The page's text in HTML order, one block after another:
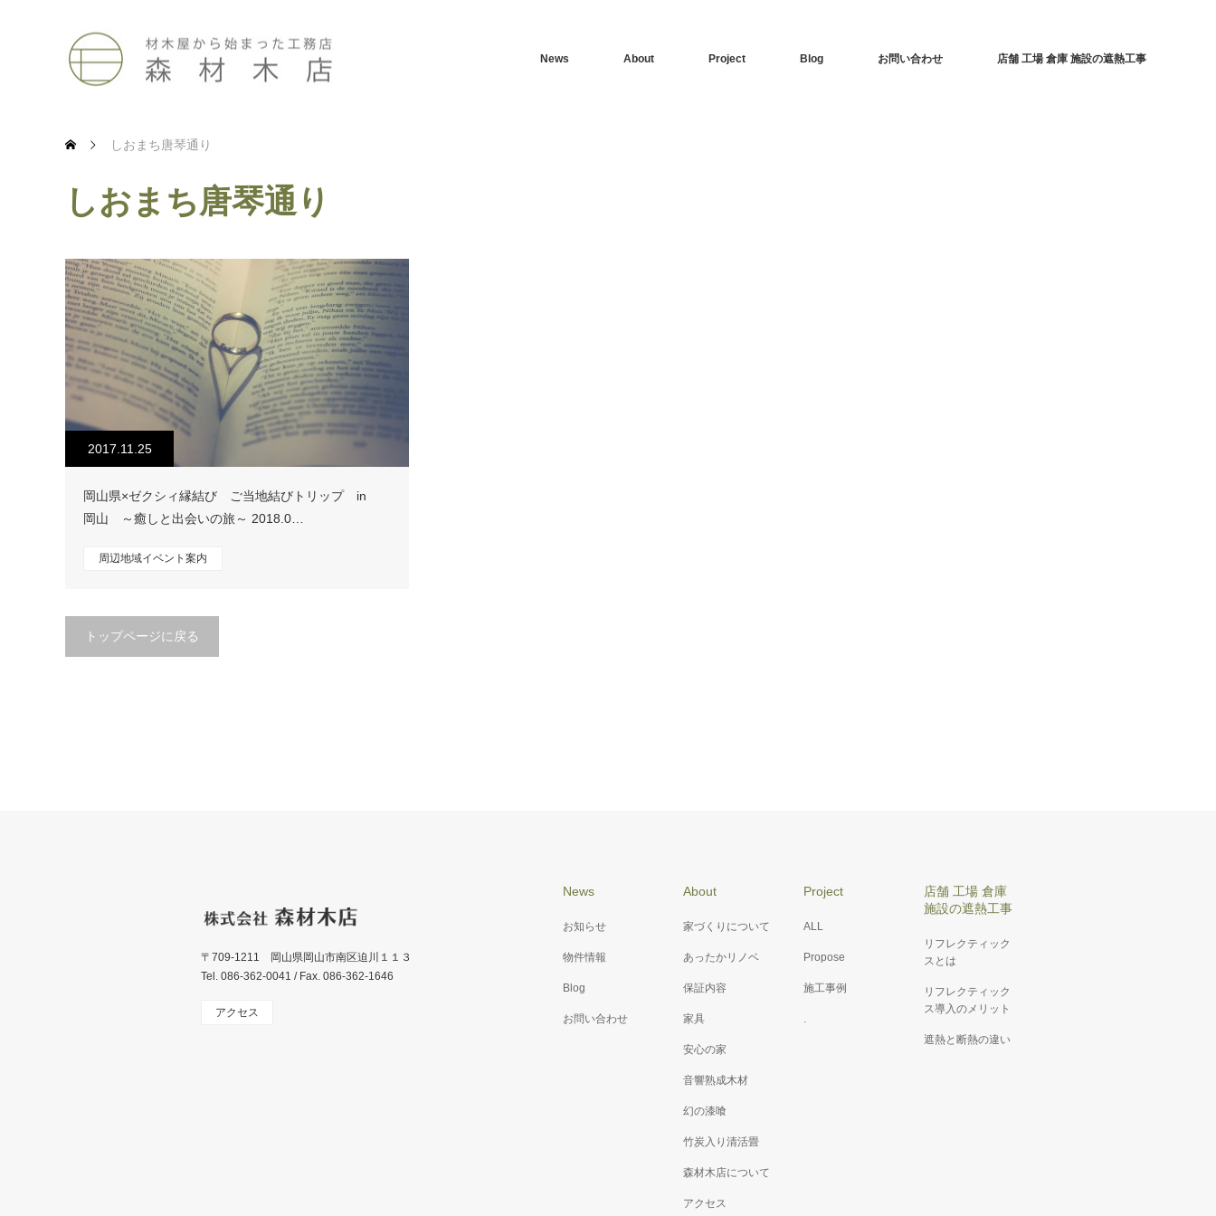
News About Project Blog お問い合わせ 店舗 工場 倉庫 施設の遮熱工事
しおまち唐琴通り
しおまち唐琴通り
2017.11.25
岡山県×ゼクシィ縁結び ご当地結びトリップ in
岡山 ～癒しと出会いの旅～ 2018.0…
周辺地域イベント案内
トップページに戻る
News
お知らせ
物件情報
Blog
お問い合わせ
About
家づくりについて
あったかリノベ
保証内容
家具
安心の家
音響熟成木材
幻の漆喰
竹炭入り清活畳
森材木店について
アクセス
Project
ALL
Propose
施工事例
.
店舗 工場 倉庫
施設の遮熱工事
リフレクティック
スとは
リフレクティック
ス導入のメリット
遮熱と断熱の違い
〒709-1211 岡山県岡山市南区迫川１１３
Tel. 086-362-0041 / Fax. 086-362-1646
アクセス